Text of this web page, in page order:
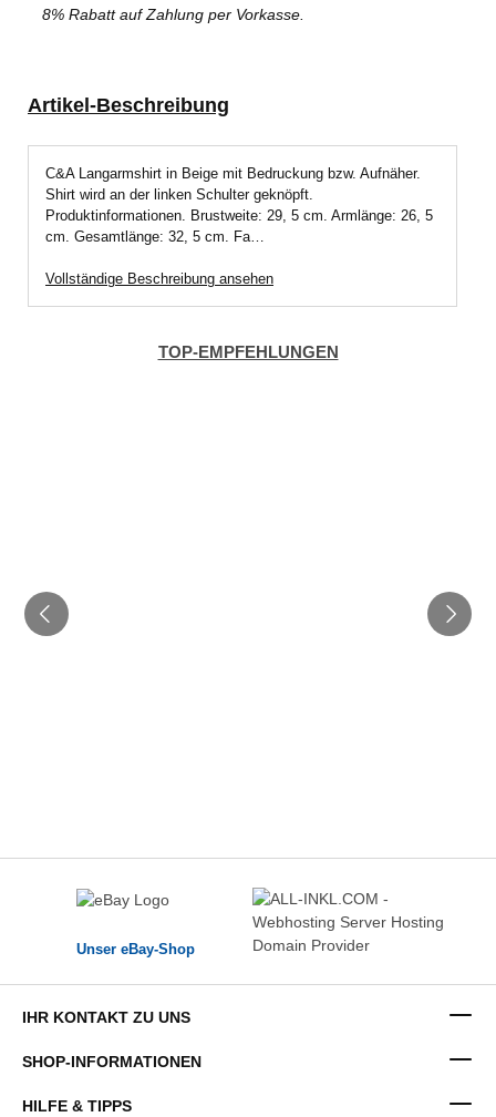
8% Rabatt auf Zahlung per Vorkasse.
Artikel-Beschreibung
C&A Langarmshirt in Beige mit Bedruckung bzw. Aufnäher.
Shirt wird an der linken Schulter geknöpft.
Produktinformationen. Brustweite: 29, 5 cm. Armlänge: 26, 5
cm. Gesamtlänge: 32, 5 cm. Fa…
Vollständige Beschreibung ansehen
TOP-EMPFEHLUNGEN
Unser eBay-Shop
IHR KONTAKT ZU UNS
SHOP-INFORMATIONEN
HILFE & TIPPS